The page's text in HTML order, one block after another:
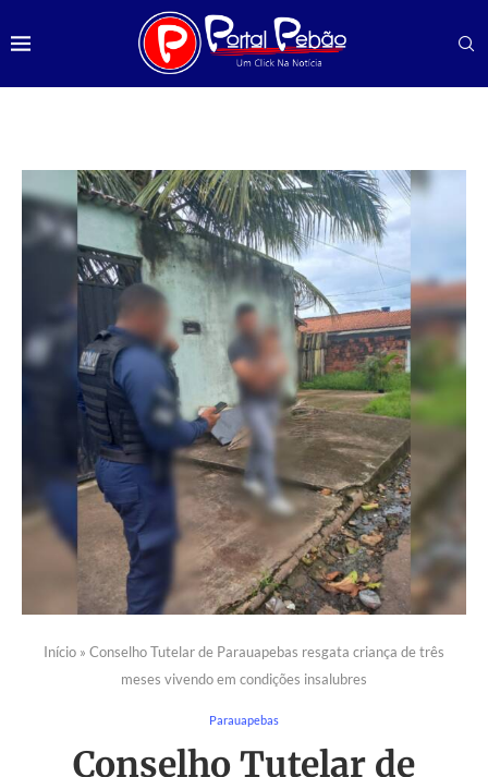
Início » Conselho Tutelar de Parauapebas resgata criança de três
meses vivendo em condições insalubres
Parauapebas
Conselho Tutelar de